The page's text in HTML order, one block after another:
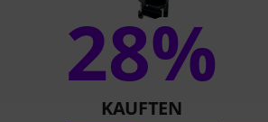
28%
KAUFTEN